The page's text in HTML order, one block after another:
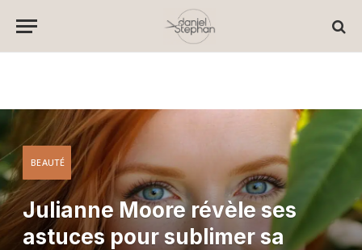
BEAUTÉ
Julianne Moore révèle ses
astuces pour sublimer sa